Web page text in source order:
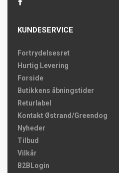
KUNDESERVICE
Fortrydelsesret
Hurtig Levering
Forside
Butikkens åbningstider
Returlabel
Kontakt Østrand/Greendog
Nyheder
Tilbud
Vilkår
B2BLogin